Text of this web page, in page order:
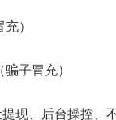
）
子冒充）
现、后台操控